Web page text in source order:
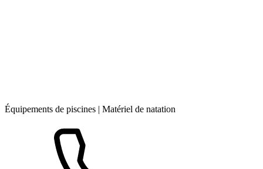
Équipements de piscines | Matériel de natation